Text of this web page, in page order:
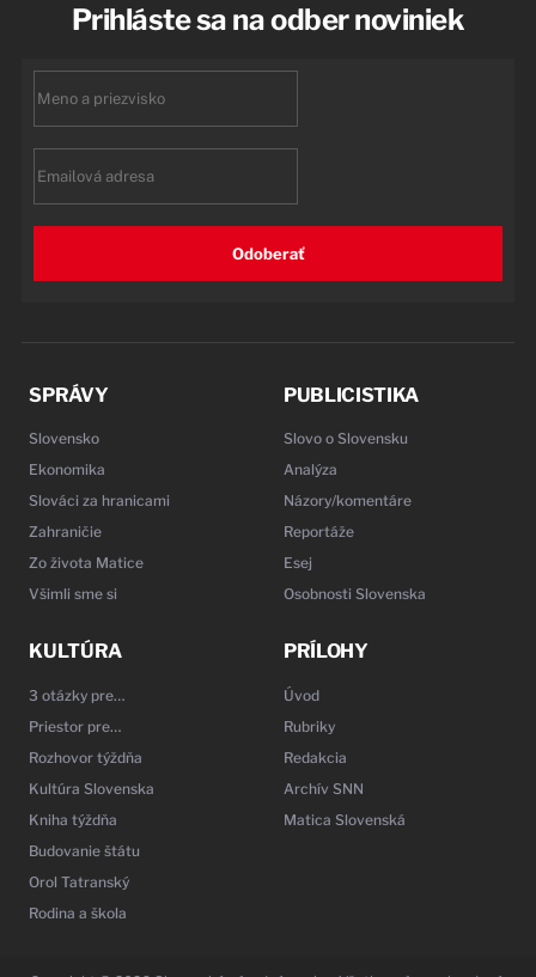
Prihláste sa na odber noviniek
Odoberať
SPRÁVY
Slovensko
Ekonomika
Slováci za hranicami
Zahraničie
Zo života Matice
Všimli sme si
PUBLICISTIKA
Slovo o Slovensku
Analýza
Názory/komentáre
Reportáže
Esej
Osobnosti Slovenska
KULTÚRA
3 otázky pre…
Priestor pre…
Rozhovor týždňa
Kultúra Slovenska
Kniha týždňa
Budovanie štátu
Orol Tatranský
Rodina a škola
PRÍLOHY
Úvod
Rubriky
Redakcia
Archív SNN
Matica Slovenská